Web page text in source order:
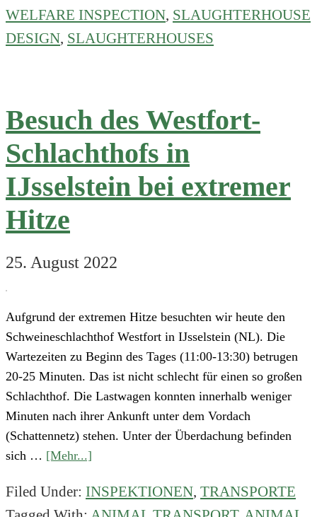
WELFARE INSPECTION, SLAUGHTERHOUSE
DESIGN, SLAUGHTERHOUSES
Besuch des Westfort-
Schlachthofs in
IJsselstein bei extremer
Hitze
25. August 2022
Aufgrund der extremen Hitze besuchten wir heute den
Schweineschlachthof Westfort in IJsselstein (NL). Die
Wartezeiten zu Beginn des Tages (11:00-13:30) betrugen
20-25 Minuten. Das ist nicht schlecht für einen so großen
Schlachthof. Die Lastwagen konnten innerhalb weniger
Minuten nach ihrer Ankunft unter dem Vordach
(Schattennetz) stehen. Unter der Überdachung befinden
sich … [Mehr...]
des
Westfort-
Filed Under: INSPEKTIONEN, TRANSPORTE